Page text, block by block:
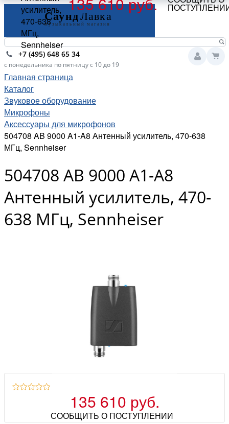
+7 (495) 648 65 34
с понедельника по пятницу с 10 до 19
Главная страница
Каталог
Звуковое оборудование
Микрофоны
Аксессуары для микрофонов
504708 AB 9000 A1-A8 Антенный усилитель, 470-638
МГц, Sennheiser
504708 AB 9000 A1-A8
Антенный усилитель, 470-
638 МГц, Sennheiser
135 610 руб.
СООБЩИТЬ О ПОСТУПЛЕНИИ
усилитель,
470-638
МГц,
Sennheiser